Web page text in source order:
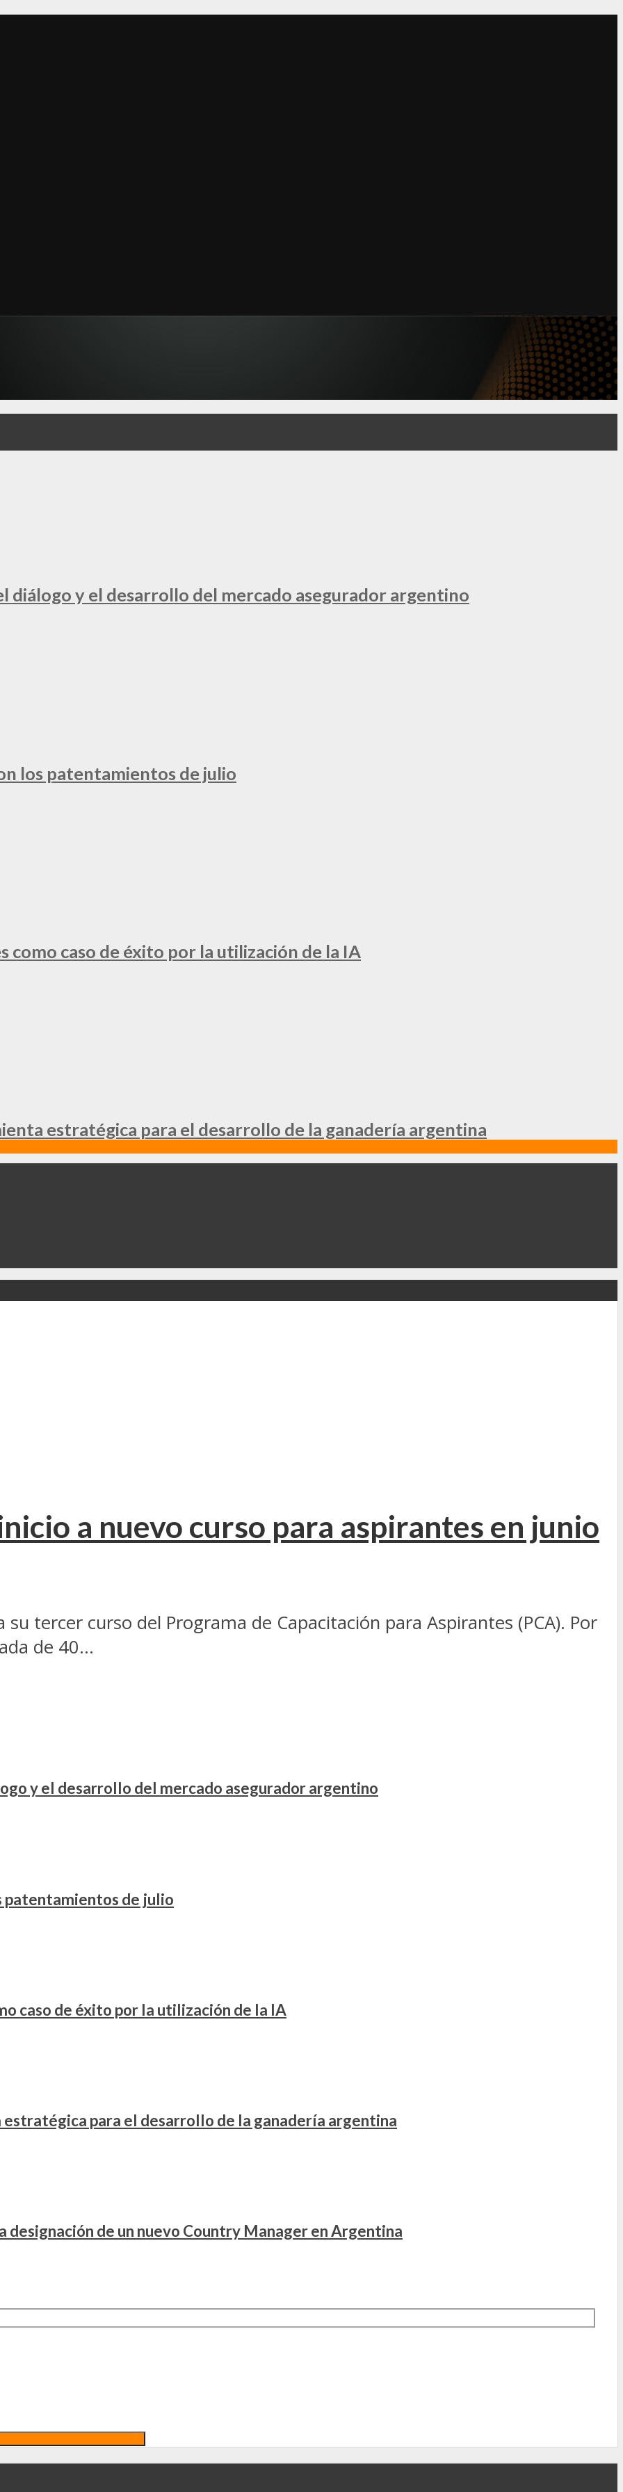
diálogo y el desarrollo del mercado asegurador argentino
los patentamientos de julio
como caso de éxito por la utilización de la IA
estratégica para el desarrollo de la ganadería argentina
a nuevo curso para aspirantes en junio
su tercer curso del Programa de Capacitación para Aspirantes (PCA). Por
de 40...
y el desarrollo del mercado asegurador argentino
patentamientos de julio
caso de éxito por la utilización de la IA
para el desarrollo de la ganadería argentina
designación de un nuevo Country Manager en Argentina